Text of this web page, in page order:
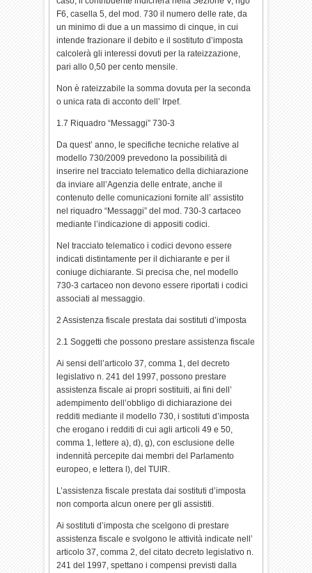
F6, casella 5, del mod. 730 il numero delle rate, da
un minimo di due a un massimo di cinque, in cui
intende frazionare il debito e il sostituto d’imposta
calcolerà gli interessi dovuti per la rateizzazione,
pari allo 0,50 per cento mensile.
Non è rateizzabile la somma dovuta per la seconda
o unica rata di acconto dell’ Irpef.
1.7 Riquadro “Messaggi” 730-3
Da quest’ anno, le specifiche tecniche relative al
modello 730/2009 prevedono la possibilità di
inserire nel tracciato telematico della dichiarazione
da inviare all’Agenzia delle entrate, anche il
contenuto delle comunicazioni fornite all’ assistito
nel riquadro “Messaggi” del mod. 730-3 cartaceo
mediante l’indicazione di appositi codici.
Nel tracciato telematico i codici devono essere
indicati distintamente per il dichiarante e per il
coniuge dichiarante. Si precisa che, nel modello
730-3 cartaceo non devono essere riportati i codici
associati al messaggio.
2 Assistenza fiscale prestata dai sostituti d’imposta
2.1 Soggetti che possono prestare assistenza fiscale
Ai sensi dell’articolo 37, comma 1, del decreto
legislativo n. 241 del 1997, possono prestare
assistenza fiscale ai propri sostituiti, ai fini dell’
adempimento dell’obbligo di dichiarazione dei
redditi mediante il modello 730, i sostituti d’imposta
che erogano i redditi di cui agli articoli 49 e 50,
comma 1, lettere a), d), g), con esclusione delle
indennità percepite dai membri del Parlamento
europeo, e lettera l), del TUIR.
L’assistenza fiscale prestata dai sostituti d’imposta
non comporta alcun onere per gli assistiti.
Ai sostituti d’imposta che scelgono di prestare
assistenza fiscale e svolgono le attività indicate nell’
articolo 37, comma 2, del citato decreto legislativo n.
241 del 1997, spettano i compensi previsti dalla